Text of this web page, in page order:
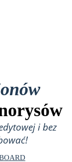
i bez